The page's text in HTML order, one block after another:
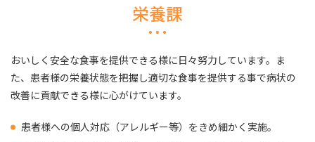
栄養課
おいしく安全な食事を提供できる様に日々努力しています。ま
た、患者様の栄養状態を把握し適切な食事を提供する事で病状の
改善に貢献できる様に心がけています。
患者様への個人対応（アレルギー等）をきめ細かく実施。